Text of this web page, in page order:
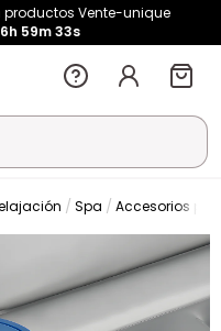
Vente-unique
59m33s
Spa Accesorios